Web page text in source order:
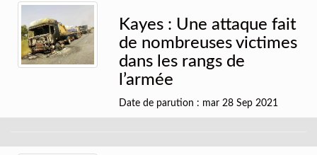
Kayes : Une attaque fait
de nombreuses victimes
dans les rangs de
l’armée
Date de parution : mar 28 Sep 2021